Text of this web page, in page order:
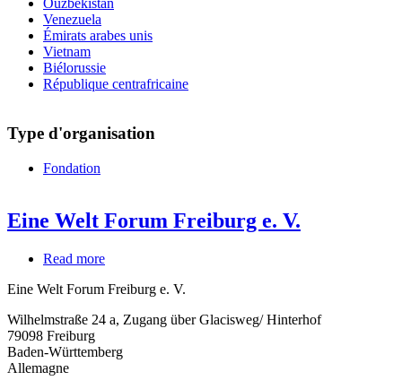
Ouzbékistan
Venezuela
Émirats arabes unis
Vietnam
Biélorussie
République centrafricaine
Type d'organisation
Fondation
Eine Welt Forum Freiburg e. V.
Read more
Welt
Freiburg
V.
Eine Welt Forum Freiburg e. V.
Wilhelmstraße 24 a, Zugang über Glacisweg/ Hinterhof
79098 Freiburg
Baden-Württemberg
Allemagne